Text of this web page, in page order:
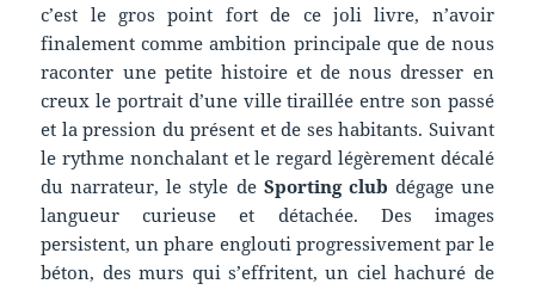
c’est le gros point fort de ce joli livre, n’avoir
finalement comme ambition principale que de nous
raconter une petite histoire et de nous dresser en
creux le portrait d’une ville tiraillée entre son passé
et la pression du présent et de ses habitants. Suivant
le rythme nonchalant et le regard légèrement décalé
du narrateur, le style de Sporting club dégage une
langueur curieuse et détachée. Des images
persistent, un phare englouti progressivement par le
béton, des murs qui s’effritent, un ciel hachuré de